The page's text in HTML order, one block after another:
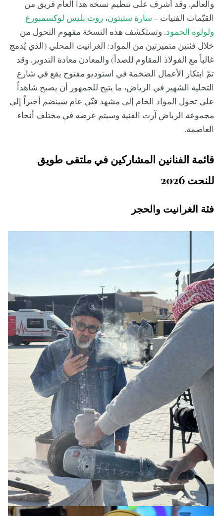
والعالم. وقد أشرف على تنظيم نسخة هذا العام فريق من
القيّمات الفنيات – سارة ستيتون، روت بليس لوكسمبورغ
ولولوة الحمود. وتستكشف هذه النسخة مفهوم التحول من
خلال فئتين متميزتين من المواد: الغرانيت المحلي (الذي يُدمج
غالباً مع الفولاذ المقاوم للصدأ) والمعادن معادة التدوير. وقد
تمّ ابتكار الأعمال الضخمة في استوديو مفتوح يقع في شارع
التحلية الشهير في الرياض، ما يتيح للجمهور أن يصبح شاهداً
على تحول المواد الخام إلى مشهد فنّي عام سينضم أخيراً إلى
مجموعة الرياض آرت الفنية وسيتم عرضه في مختلف أنحاء
العاصمة.
قائمة الفنانين المشاركين في ملتقى طويق
للنحت 2026
فئة الغرانيت والحجر